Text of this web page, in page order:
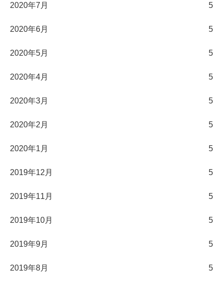
2020年7月 5
2020年6月 5
2020年5月 5
2020年4月 5
2020年3月 5
2020年2月 5
2020年1月 5
2019年12月 5
2019年11月 5
2019年10月 5
2019年9月 5
2019年8月 5